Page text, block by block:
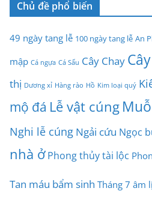
Chủ đề phổ biến
49 ngày tang lễ 100 ngày tang lễ An
mập Cá ngựa Cá Sấu Cây Chay
thị Dương xỉ Hàng rào Hồ Kim loại quý
mộ đá Lễ vật cúng
Nghi lễ cúng Ngải cứu Ngọc
nhà ở Phong thủy tài lộc
Tan máu bẩm sinh Tháng 7 âm